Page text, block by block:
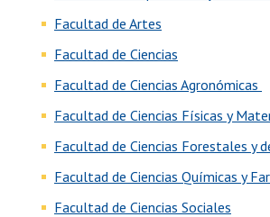
Facultad de Artes
Facultad de Ciencias
Facultad de Ciencias Agronómicas
Facultad de Ciencias Físicas y
Facultad de Ciencias Forestales y
Facultad de Ciencias Químicas y
Facultad de Ciencias Sociales